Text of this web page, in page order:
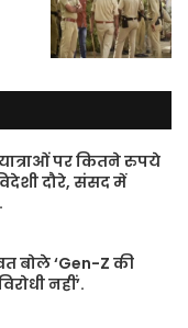
पर कितने रुपये
दौरे, संसद में
बोले ‘Gen-Z की
नहीं’.